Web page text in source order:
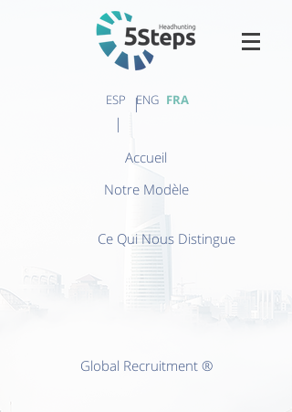
|
|
ESP FRA
ENG
Accueil
Notre Modèle
Ce Qui Nous Distingue
Global Recruitment ®